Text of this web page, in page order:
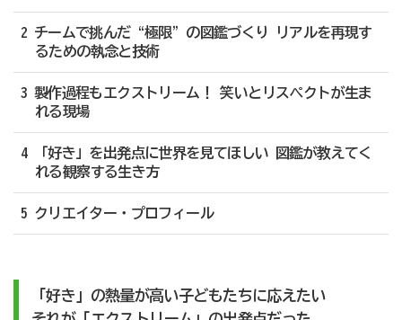
2 チームで挑んだ“極限”の図鑑づくり リアルを再現す
るための執念と技術
3 製作過程もエクストリーム！ 笑いとリスペクトが生ま
れる現場
4 「好き」を出発点に世界を見てほしい 図鑑が教えてく
れる観察する生き方
5 クリエイター・プロフィール
「好き」の熱量が高い子どもたちに応えたい